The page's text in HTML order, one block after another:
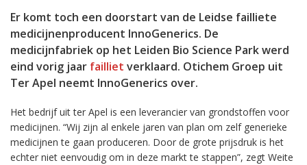
Er komt toch een doorstart van de Leidse failliete
medicijnenproducent InnoGenerics. De
medicijnfabriek op het Leiden Bio Science Park werd
eind vorig jaar failliet verklaard. Otichem Groep uit
Ter Apel neemt InnoGenerics over.
Het bedrijf uit ter Apel is een leverancier van grondstoffen voor
medicijnen. “Wij zijn al enkele jaren van plan om zelf generieke
medicijnen te gaan produceren. Door de grote prijsdruk is het
echter niet eenvoudig om in deze markt te stappen”, zegt Weite